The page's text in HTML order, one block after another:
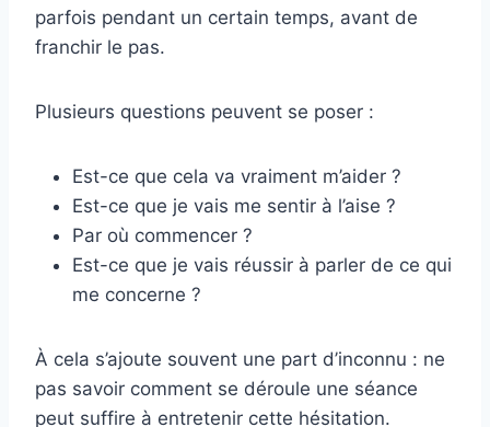
parfois pendant un certain temps, avant de
franchir le pas.
Plusieurs questions peuvent se poser :
Est-ce que cela va vraiment m’aider ?
Est-ce que je vais me sentir à l’aise ?
Par où commencer ?
Est-ce que je vais réussir à parler de ce qui
me concerne ?
À cela s’ajoute souvent une part d’inconnu : ne
pas savoir comment se déroule une séance
peut suffire à entretenir cette hésitation.